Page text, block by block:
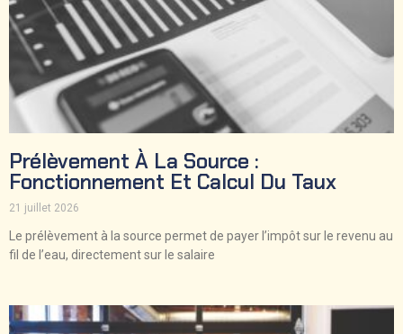
Prélèvement À La Source :
Fonctionnement Et Calcul Du Taux
21 juillet 2026
Le prélèvement à la source permet de payer l’impôt sur le revenu au
fil de l’eau, directement sur le salaire